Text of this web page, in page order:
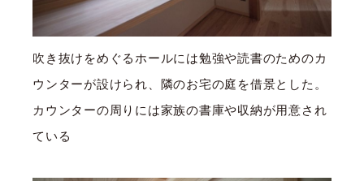
吹き抜けをめぐるホールには勉強や読書のためのカ
ウンターが設けられ、隣のお宅の庭を借景とした。
カウンターの周りには家族の書庫や収納が用意され
ている